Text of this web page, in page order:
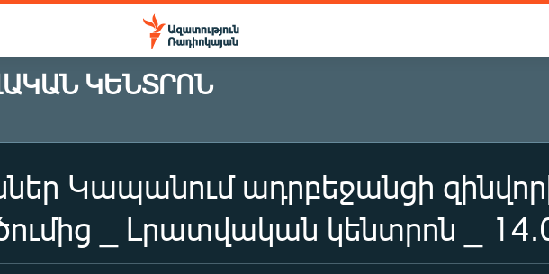
ԿԵՆՏՐՈՆ
Կապանում ադրբեջանցի
_ Լրատվական կենտրոն _